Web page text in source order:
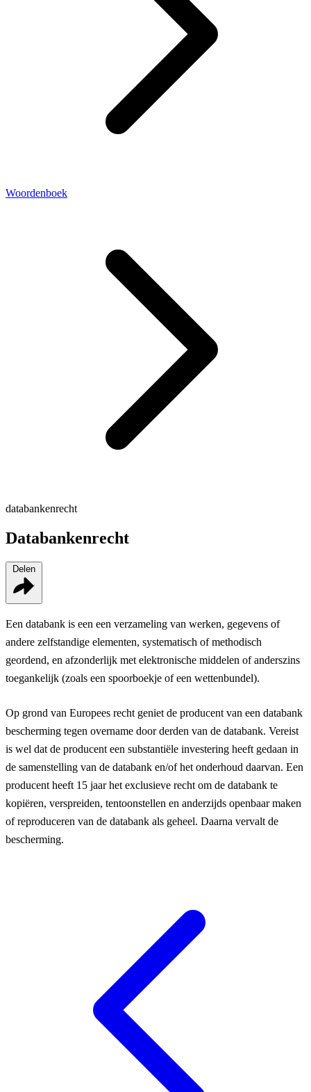
Woordenboek
databankenrecht
Databankenrecht
Een databank is een een verzameling van werken, gegevens of
andere zelfstandige elementen, systematisch of methodisch
geordend, en afzonderlijk met elektronische middelen of anderszins
toegankelijk (zoals een spoorboekje of een wettenbundel).
Op grond van Europees recht geniet de producent van een databank
bescherming tegen overname door derden van de databank. Vereist
is wel dat de producent een substantiële investering heeft gedaan in
de samenstelling van de databank en/of het onderhoud daarvan. Een
producent heeft 15 jaar het exclusieve recht om de databank te
kopiëren, verspreiden, tentoonstellen en anderzijds openbaar maken
of reproduceren van de databank als geheel. Daarna vervalt de
bescherming.